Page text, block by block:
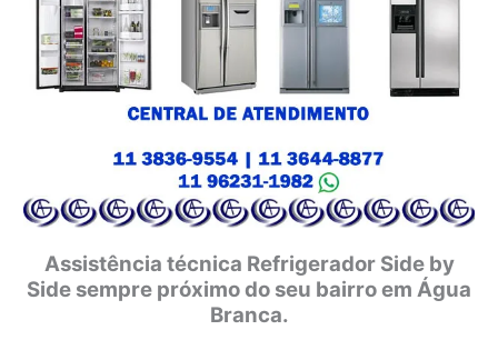
Assistência técnica Refrigerador Side by
Side sempre próximo do seu bairro em Água
Branca.